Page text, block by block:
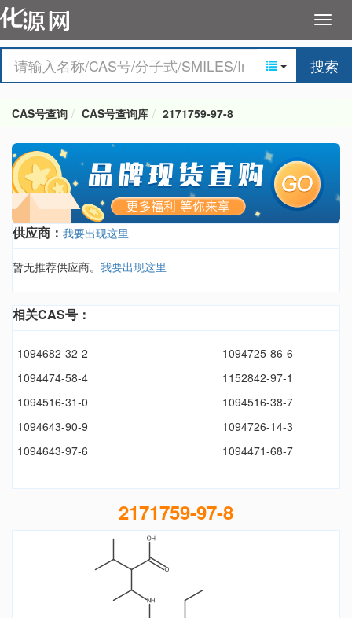
搜索
CAS号查询 CAS号查询库 2171759-97-8
供应商： 我要出现这里
暂无推荐供应商。 我要出现这里
相关CAS号：
1094682-32-2
1094725-86-6
1094474-58-4
1152842-97-1
1094516-31-0
1094516-38-7
1094643-90-9
1094726-14-3
1094643-97-6
1094471-68-7
2171759-97-8